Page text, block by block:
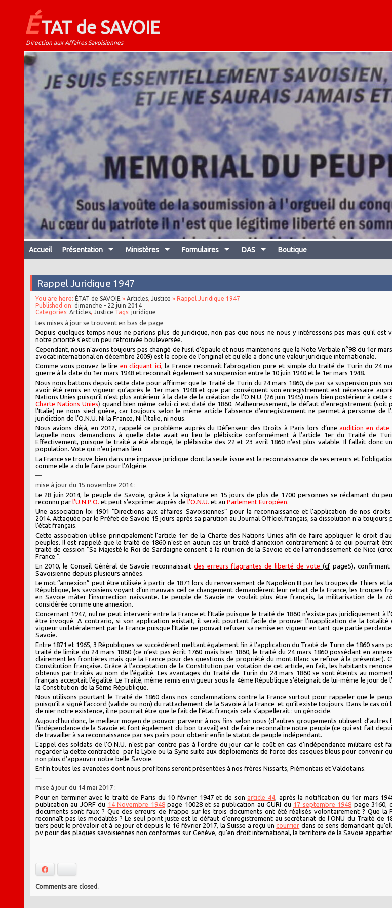
ÉTAT de SAVOIE
Direction aux Affaires Savoisiennes
Accueil Présentation Ministères Formulaires DAS Boutique
Rappel Juridique 1947
You are here: ÉTAT de SAVOIE » Articles, Justice » Rappel Juridique 1947
Published on: dimanche - 22 juin 2014
Categories: Articles, Justice Tags: juridique
Les mises à jour se trouvent en bas de page
Depuis quelques temps nous ne parlons plus de juridique, non pas que nous ne nous y intéressons pas mais qu’il est
notre priorité s’est un peu retrouvée bouleversée
Cependant, nous n’avons toujours pas changé de fusil d’épaule et nous maintenons que la Note Verbale n°98 du 1er
avocat international en décembre 2009) est la copie de l’original et qu’elle a donc une valeur juridique internationale.
Comme vous pouvez le lire en cliquant ici ,la France reconnaît l’abrogation pure et simple du traité de Turin du 24
guerre à la date du 1er mars 1948 et reconnaît également sa suspension entre le 10 juin 1940 et le 1er mars 1948.
Nous nous battons depuis cette date pour affirmer que le Traité de Turin du 24 mars 1860, de par sa suspension puis
avoir été remis en vigueur qu’après le 1er mars 1948 et que par conséquent son enregistrement est nécessaire
Nations Unies puisqu’il n’est plus antérieur à la date de la création de l’O.N.U. (26 juin 1945) mais bien postérieur à cette
Charte Nations Unies) quand bien même celui-ci est daté de 1860. Malheureusement, le défaut d’enregistrement (soit
l’Italie) ne nous sied guère, car toujours selon le même article l’absence d’enregistrement ne permet à personne de
juridiction de l’O.N.U. Ni la France, Ni l’Italie, ni nous.
Nous avions déjà, en 2012, rappelé ce problème auprès du Défenseur des Droits à Paris lors d’une audition en date
laquelle nous demandions à quelle date avait eu lieu le plébiscite conformément à l’article 1er du Traité de
Effectivement, puisque le traité a été abrogé, le plébiscite des 22 et 23 avril 1860 n’est plus valable. Il fallait donc
population. Vote qui n’eu jamais lieu.
La France se trouve bien dans une impasse juridique dont la seule issue est la reconnaissance de ses erreurs et
comme elle a du le faire pour l’Algérie.
—
mise à jour du 15 novembre 2014 :
Le 28 juin 2014, le peuple de Savoie, grâce à la signature en 15 jours de plus de 1700 personnes se réclamant du
reconnu par l’U.N.P.O. et peut s’exprimer auprès de l’O.N.U. et au Parlement Européen
Une association loi 1901 “Directions aux affaires Savoisiennes” pour la reconnaissance et l’application de nos
2014. Attaquée par le Préfet de Savoie 15 jours après sa parution au Journal Officiel français, sa dissolution n’a toujours
l’état français.
Cette association utilise principalement l’article 1er de la Charte des Nations Unies afin de faire appliquer le droit
peuples. Il est rappelé que le traité de 1860 n’est en aucun cas un traité d’annexion contrairement à ce qui pourrait
traité de cession “Sa Majesté le Roi de Sardaigne consent à la réunion de la Savoie et de l’arrondissement de Nice
France “.
En 2010, le Conseil Général de Savoie reconnaissaitdes erreurs flagrantes de liberté de vote (cf page5),
Savoisienne depuis plusieurs années.
Le mot “annexion” peut être utilisée à partir de 1871 lors du renversement de Napoléon III par les troupes de Thiers et
République, les savoisiens voyant d’un mauvais œil ce changement demandèrent leur retrait de la France, les troupes
en Savoie mâter l’insurrection naissante. Le peuple de Savoie ne voulait plus être français, la militarisation de la
considérée comme une annexion.
Concernant 1947, nul ne peut intervenir entre la France et l’Italie puisque le traité de 1860 n’existe pas juridiquement à
être invoqué. A contrario, si son application existait, il serait pourtant facile de prouver l’inapplication de la totalité
vigueur unilatéralement par la France puisque l’Italie ne pouvait refuser sa remise en vigueur en tant que partie
Savoie.
Entre 1871 et 1965, 3 Républiques se succédèrent mettant également fin à l’application du Traité de Turin de 1860 sans
traité de limite du 24 mars 1860 (ce n’est pas écrit 1760 mais bien 1860, le traité du 24 mars 1860 possédant en
clairement les frontières mais que la France pour des questions de propriété du mont-Blanc se refuse à la présenter).
Constitution française. Grâce à l’acceptation de la Constitution par votation de cet article, en fait, les habitants
obtenus par traités au nom de l’égalité. Les avantages du Traité de Turin du 24 mars 1860 se sont éteints au
français acceptait l’égalité. Le Traité, même remis en vigueur sous la 4ème République s’éteignait de lui-même le jour de
la Constitution de la 5ème République.
Nous utilisons pourtant le Traité de 1860 dans nos condamnations contre la France surtout pour rappeler que le
puisqu’il a signé l’accord (valide ou non) du rattachement de la Savoie à la France et qu’il existe toujours. Dans le cas où
de nier notre existence, il ne pourrait être que le fait de l’état français cela s’appellerait : un génocide.
Aujourd’hui donc, le meilleur moyen de pouvoir parvenir à nos fins selon nous (d’autres groupements utilisent
l’indépendance de la Savoie et font également du bon travail) est de faire reconnaître notre peuple (ce qui est fait
de travailler à sa reconnaissance par ses pairs pour obtenir enfin le statut de peuple indépendant.
L’appel des soldats de l’O.N.U. n’est par contre pas à l’ordre du jour car le coût en cas d’indépendance militaire est
regarder la dette contractée par la Lybie ou la Syrie suite aux déploiements de force des casques bleus pour convenir
non plus d’appauvrir notre belle Savoie.
Enfin toutes les avancées dont nous profitons seront présentées à nos frères Nissarts, Piémontais et Valdotains.
—
mise à jour du 14 mai 2017 :
Pour en terminer avec le traité de Paris du 10 février 1947 et de son article 44, après la notification du 1er mars
publication au JORF du 14 Novembre 1948page 10028 et sa publication au GURI du 17 septembre 1948 page 3160,
documents sont faux ? Que des erreurs de frappe sur les trois documents ont été réalisés volontairement ? Que la
reconnaît pas les modalités ? Le seul point juste est le défaut d’enregistrement au secrétariat de l’ONU du Traité de
tiers peut le prévaloir et à ce jour et depuis le 16 février 2017, la Suisse a reçu uncourrier dans ce sens demandant
pv pour des plaques savoisiennes non conformes sur Genève, qu’en droit international, la territoire de la Savoie
Comments are closed.